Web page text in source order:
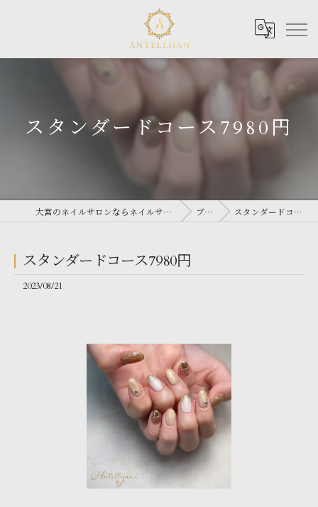
スタンダードコース7980円
大宮のネイルサロンならネイルサロン Antellijan 大宮 ブログ スタンダードコース7980円
スタンダードコース7980円
2023/08/21